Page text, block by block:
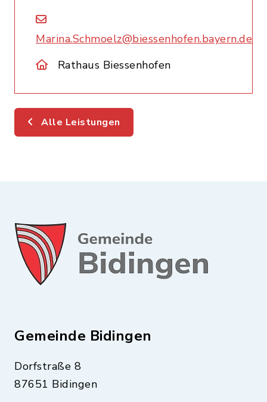
Marina.Schmoelz@biessenhofen.bayern.de
Rathaus Biessenhofen
Alle Leistungen
Gemeinde Bidingen
Dorfstraße 8
87651 Bidingen